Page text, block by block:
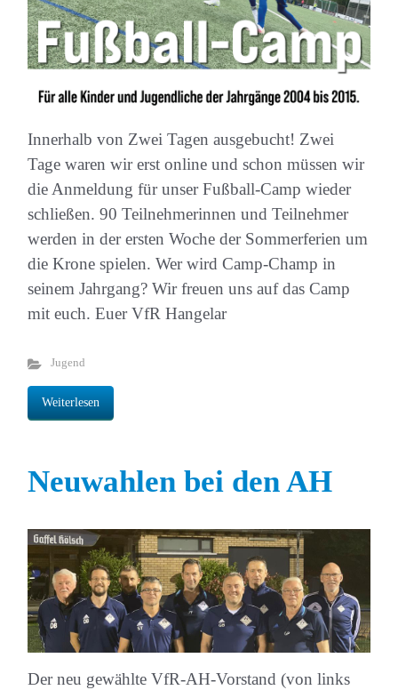
Innerhalb von Zwei Tagen ausgebucht! Zwei
Tage waren wir erst online und schon müssen wir
die Anmeldung für unser Fußball-Camp wieder
schließen. 90 Teilnehmerinnen und Teilnehmer
werden in der ersten Woche der Sommerferien um
die Krone spielen. Wer wird Camp-Champ in
seinem Jahrgang? Wir freuen uns auf das Camp
mit euch. Euer VfR Hangelar
Jugend
Weiterlesen
Neuwahlen bei den AH
Der neu gewählte VfR-AH-Vorstand (von links